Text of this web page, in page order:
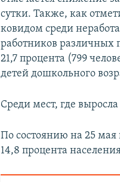
сутки. Также, как
ковидом среди
работников различных
21,7 процента (799
детей дошкольного
Среди мест, где
По состоянию на 25
14,8 процента